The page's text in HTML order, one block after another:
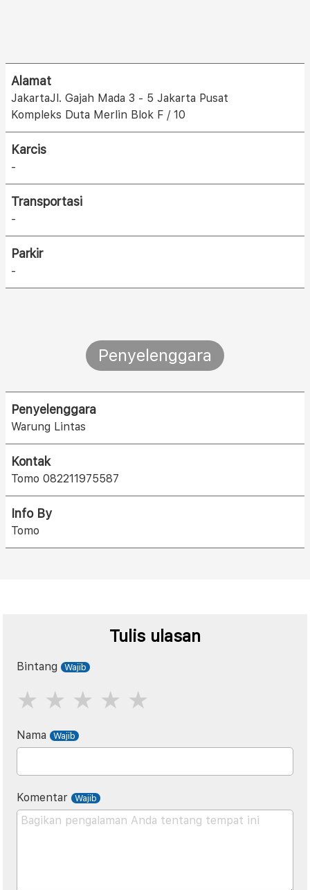
Alamat
JakartaJl. Gajah Mada 3 - 5 Jakarta Pusat
Kompleks Duta Merlin Blok F / 10
Karcis
-
Transportasi
-
Parkir
-
Penyelenggara
Penyelenggara
Warung Lintas
Kontak
Tomo 082211975587
Info By
Tomo
Tulis ulasan
Bintang
Nama
Komentar